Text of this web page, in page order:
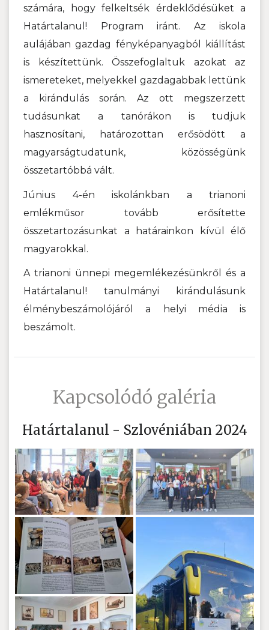
számára, hogy felkeltsék érdeklődésüket a
Határtalanul! Program iránt. Az iskola
aulájában gazdag fényképanyagból kiállítást
is készítettünk. Összefoglaltuk azokat az
ismereteket, melyekkel gazdagabbak lettünk
a kirándulás során. Az ott megszerzett
tudásunkat a tanórákon is tudjuk
hasznosítani, határozottan erősödött a
magyarságtudatunk, közösségünk
összetartóbbá vált.
Június 4-én iskolánkban a trianoni
emlékműsor tovább erősítette
összetartozásunkat a határainkon kívül élő
magyarokkal.
A trianoni ünnepi megemlékezésünkről és a
Határtalanul! tanulmányi kirándulásunk
élménybeszámolójáról a helyi média is
beszámolt.
Kapcsolódó galéria
Határtalanul - Szlovéniában 2024